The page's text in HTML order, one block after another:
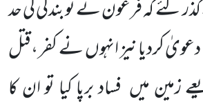
گئے کہ فرعون نے توبندگی کی حد
کردیا نیز انہوںنے کفر ،قتل
زمین میں فساد برپا کیا توان کا